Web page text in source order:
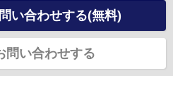
い合わせする(無料)
問い合わせする